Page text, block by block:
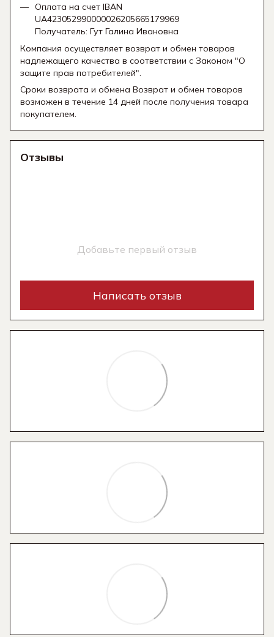
Оплата на счет IBAN
UA423052990000026205665179969
Получатель: Гут Галина Ивановна
Компания осуществляет возврат и обмен товаров
надлежащего качества в соответствии с Законом "О
защите прав потребителей".
Сроки возврата и обмена Возврат и обмен товаров
возможен в течение 14 дней после получения товара
покупателем.
Отзывы
Добавьте первый отзыв
Написать отзыв